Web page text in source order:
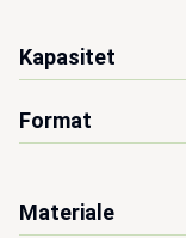
Kapasitet
Format
Materiale